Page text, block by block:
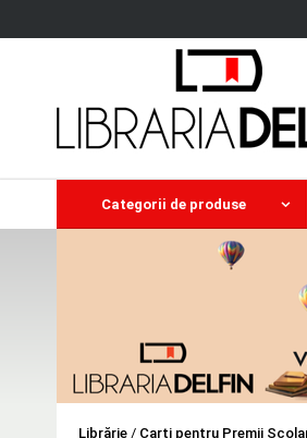
Categorii de produse
Librărie / Carti pentru Premii